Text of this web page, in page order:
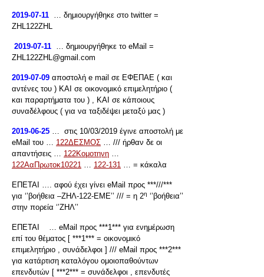
2019-07-11 … δημιουργήθηκε στο twitter =
ZHL122ZHL
2019-07-11 … δημιουργήθηκε το eMail =
ZHL122ZHL@gmail.com
2019-07-09 αποστολή e mail σε ΕΦΕΠΑΕ ( και
αντένες του ) ΚΑΙ σε οικονομικό επιμελητήριο (
και παραρτήματα του ) , ΚΑΙ σε κάποιους
συναδέλφους ( για να ταξιδέψει μεταξύ μας )
2019-06-25 … στις 10/03/2019 έγινε αποστολή με
eΜail του … 122ΔΕΣΜΟΣ … /// ήρθαν δε οι
απαντήσεις … 122Κομοτηνη …
122ΑαΠρωτοκ10221 … 122-131 … = κάκαλα
ΕΠΕΤΑΙ …. αφού έχει γίνει eMail προς ***///***
για ‘’βοήθεια –ΖΗΛ-122-ΕΜΕ’’ /// = η 2η ‘’βοήθεια’’
στην πορεία ‘’ΖΗΛ’’
ΕΠΕΤΑΙ … eMail προς ***1*** για ενημέρωση
επί του θέματος [ ***1*** = οικονομικό
επιμελητήριο , συνάδελφοι ] /// eMail προς ***2***
για κατάρτιση καταλόγου ομοιοπαθούντων
επενδυτών [ ***2*** = συνάδελφοι , επενδυτές